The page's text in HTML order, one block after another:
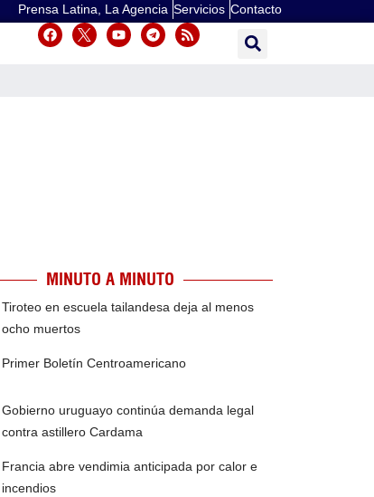
Prensa Latina, La Agencia Servicios Contacto
MINUTO A MINUTO
Tiroteo en escuela tailandesa deja al menos
ocho muertos
Primer Boletín Centroamericano
Gobierno uruguayo continúa demanda legal
contra astillero Cardama
Francia abre vendimia anticipada por calor e
incendios